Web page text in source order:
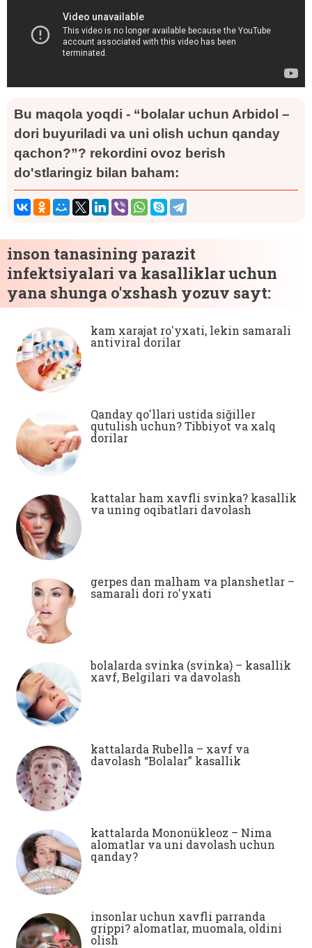
Bu maqola yoqdi - “bolalar uchun Arbidol –
dori buyuriladi va uni olish uchun qanday
qachon?”? rekordini ovoz berish
do'stlaringiz bilan baham:
inson tanasining parazit
infektsiyalari va kasalliklar uchun
yana shunga o'xshash yozuv sayt:
kam xarajat ro'yxati, lekin samarali
antiviral dorilar
Qanday qo'llari ustida siğiller
qutulish uchun? Tibbiyot va xalq
dorilar
kattalar ham xavfli svinka? kasallik
va uning oqibatlari davolash
gerpes dan malham va planshetlar –
samarali dori ro'yxati
bolalarda svinka (svinka) – kasallik
xavf, Belgilari va davolash
kattalarda Rubella – xavf va
davolash “Bolalar” kasallik
kattalarda Mononükleoz – Nima
alomatlar va uni davolash uchun
qanday?
insonlar uchun xavfli parranda
grippi? alomatlar, muomala, oldini
olish